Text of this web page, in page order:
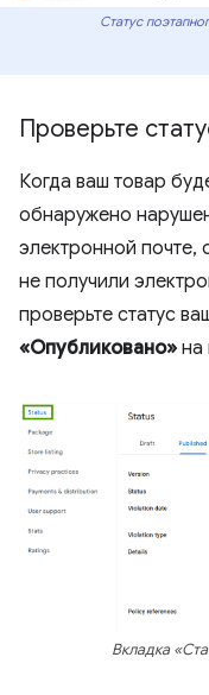
Статус
Проверьте
Когда ваш товар
обнаружено
электронной почте,
не получили
проверьте статус
«Опубликовано» на
Вкладка